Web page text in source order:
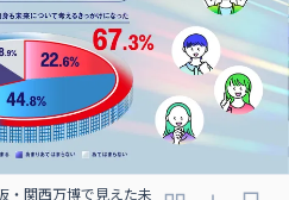
・関西万博で見えた未